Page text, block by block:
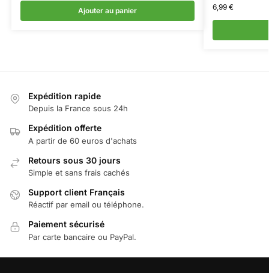
Ajouter au panier 6,99 €
Expédition rapide
Depuis la France sous 24h
Expédition offerte
A partir de 60 euros d'achats
Retours sous 30 jours
Simple et sans frais cachés
Support client Français
Réactif par email ou téléphone.
Paiement sécurisé
Par carte bancaire ou PayPal.